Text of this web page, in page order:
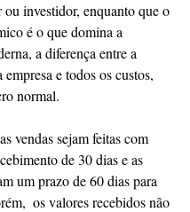
ou investidor, enquanto que o
é o que domina a
a diferença entre a
e todos os custos,
normal.
vendas sejam feitas com
de 30 dias e as
um prazo de 60 dias para
os valores recebidos não